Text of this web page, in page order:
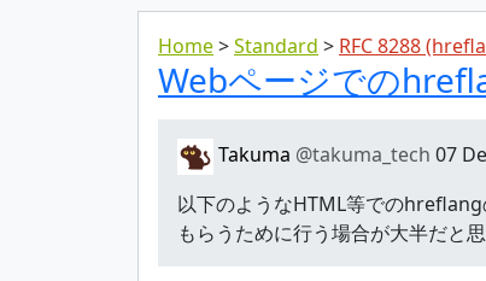
Home Standard RFC 8288
Webページでの
Takuma @takuma_tech 07
以下のようなHTML等での
もらうために行う場合が大半だと